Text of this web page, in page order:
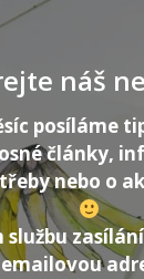
náš
posíláme
články,
nebo o
službu
emailovou